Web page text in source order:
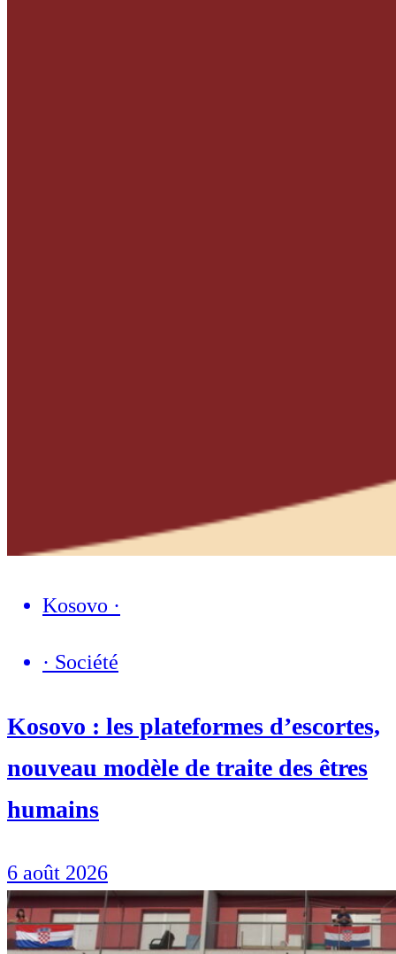
Kosovo ·
· Société
Kosovo : les plateformes d’escortes,
nouveau modèle de traite des êtres
humains
6 août 2026